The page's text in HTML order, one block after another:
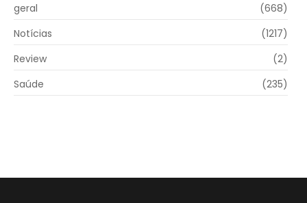
geral
(668)
Notícias
(1217)
Review
(2)
Saúde
(235)